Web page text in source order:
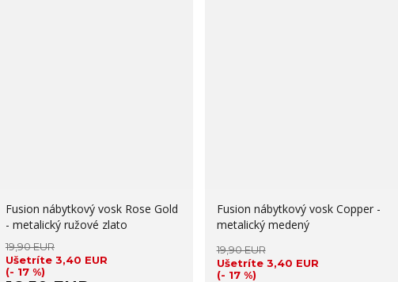
Fusion nábytkový vosk Rose Gold
- metalický ružové zlato
19,90 EUR
Ušetríte 3,40 EUR
(- 17 %)
Fusion nábytkový vosk Copper -
metalický medený
19,90 EUR
Ušetríte 3,40 EUR
(- 17 %)